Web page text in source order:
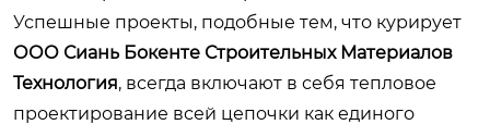
Успешные проекты, подобные тем, что курирует
ООО Сиань Бокенте Строительных Материалов
Технология, всегда включают в себя тепловое
проектирование всей цепочки как единого